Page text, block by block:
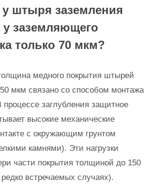
штыря заземления
у заземляющего
только 70 мкм?
медного покрытия штырей
мкм связано со способом монтажа
заглубления защитное
высокие механические
с окружающим грунтом
камнями). Эти нагрузки
части покрытия толщиной до 150
встречаемых случаях).